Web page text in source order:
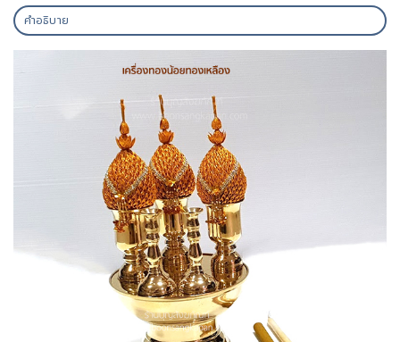
คำอธิบาย